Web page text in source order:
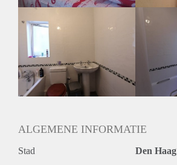
Oplevering
Gestoffeerd
ALGEMENE INFORMATIE
Stad Den Haag